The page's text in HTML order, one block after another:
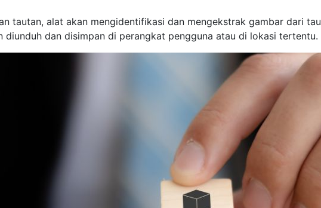
tautan, alat akan mengidentifikasi dan mengekstrak gambar dari
diunduh dan disimpan di perangkat pengguna atau di lokasi tertentu.